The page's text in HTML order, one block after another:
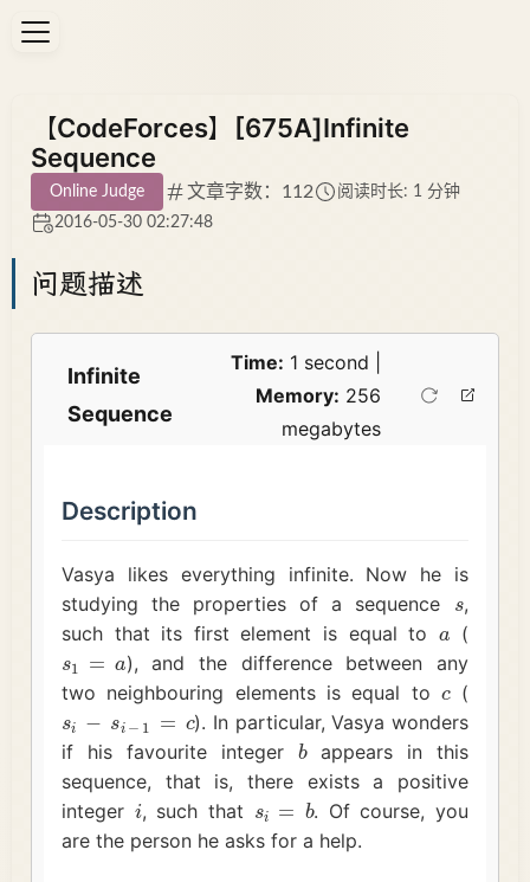
【CodeForces】[675A]Infinite
Sequence
Online Judge 文章字数：112
阅读时长: 1 分钟
2016-05-30 02:27:48
问题描述
Infinite
Sequence
Time: 1 second |
Memory: 256
megabytes